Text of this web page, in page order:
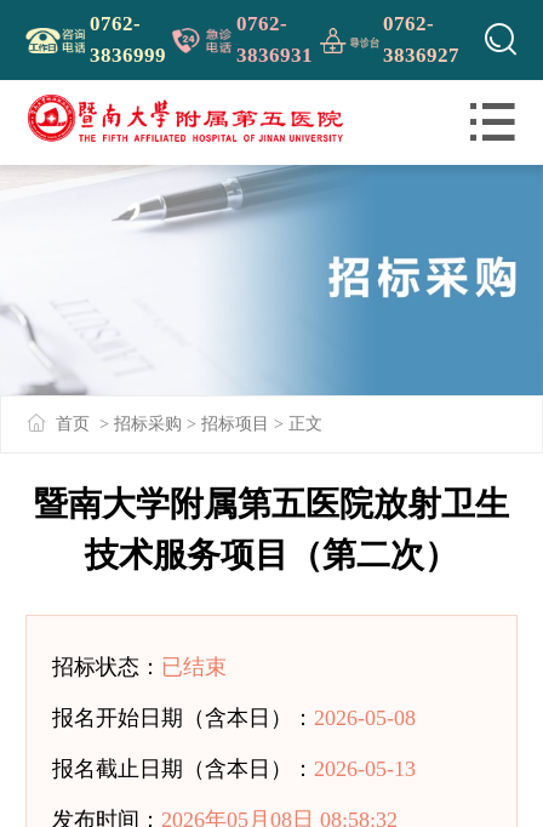
0762-
3836999
0762-
3836931
0762-
3836927

 首页 > 招标采购 > 招标项目 > 正文
暨南大学附属第五医院放射卫生
技术服务项目（第二次）
招标状态： 已结束
报名开始日期（含本日）： 2026-05-08
报名截止日期（含本日）： 2026-05-13
发布时间： 2026年05月08日 08:58:32